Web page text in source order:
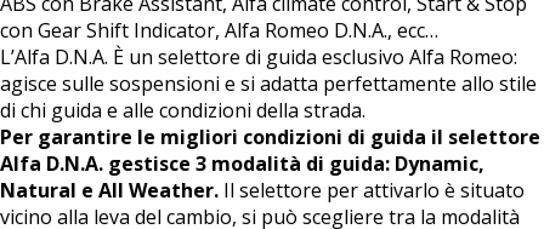
con Gear Shift Indicator, Alfa Romeo D.N.A., ecc…
L’Alfa D.N.A. È un selettore di guida esclusivo Alfa Romeo:
agisce sulle sospensioni e si adatta perfettamente allo stile
di chi guida e alle condizioni della strada.
Per garantire le migliori condizioni di guida il selettore
Alfa D.N.A. gestisce 3 modalità di guida: Dynamic,
Natural e All Weather. Il selettore per attivarlo è situato
vicino alla leva del cambio, si può scegliere tra la modalità